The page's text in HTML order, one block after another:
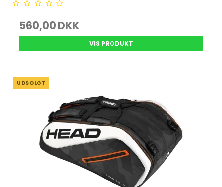
560,00 DKK
VIS PRODUKT
UDSOLGT